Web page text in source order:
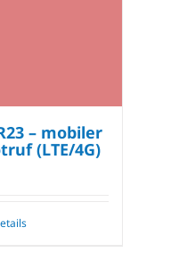
– mobiler
(LTE/4G)